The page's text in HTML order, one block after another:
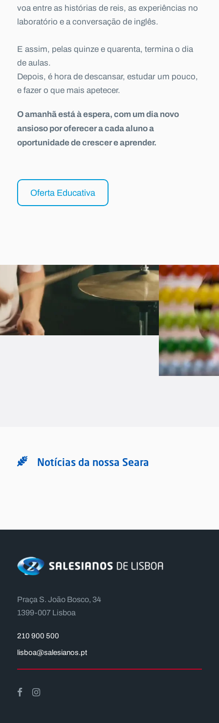
voa entre as histórias de reis, as experiências no
laboratório e a conversação de inglês.
E assim, pelas quinze e quarenta, termina o dia
de aulas.
Depois, é hora de descansar, estudar um pouco,
e fazer o que mais apetecer.
O amanhã está à espera, com um dia novo
ansioso por oferecer a cada aluno a
oportunidade de crescer e aprender.
Oferta Educativa
Notícias da nossa Seara
Praça S. João Bosco, 34
1399-007 Lisboa
210 900 500
lisboa@salesianos.pt